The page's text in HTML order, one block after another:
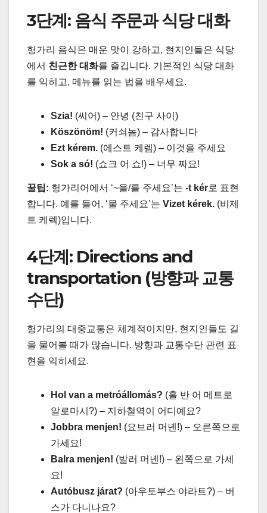
3단계: 음식 주문과 식당 대화
헝가리 음식은 매운 맛이 강하고, 현지인들은 식당
에서 친근한 대화를 즐깁니다. 기본적인 식당 대화
를 익히고, 메뉴를 읽는 법을 배우세요.
Szia! (씨어) – 안녕 (친구 사이)
Köszönöm! (커쇠놈) – 감사합니다
Ezt kérem. (에스트 케렘) – 이것을 주세요
Sok a só! (쇼크 어 쇼!) – 너무 짜요!
꿀팁: 헝가리어에서 ‘~을/를 주세요’는 -t kér로 표현
합니다. 예를 들어, ‘물 주세요’는 Vizet kérek. (비제
트 케렉)입니다.
4단계: Directions and
transportation (방향과 교통
수단)
헝가리의 대중교통은 체계적이지만, 현지인들도 길
을 물어볼 때가 많습니다. 방향과 교통수단 관련 표
현을 익히세요.
Hol van a metróállomás? (홀 반 어 메트로
알로마시?) – 지하철역이 어디예요?
Jobbra menjen! (요브러 머녠!) – 오른쪽으로
가세요!
Balra menjen! (발러 머녠!) – 왼쪽으로 가세
요!
Autóbusz járat? (아우토부스 야라트?) – 버
스가 다니나요?